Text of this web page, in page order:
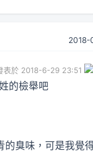
2018-
表於 2018-6-29 23:51
的檢舉吧
的臭味，可是我覺